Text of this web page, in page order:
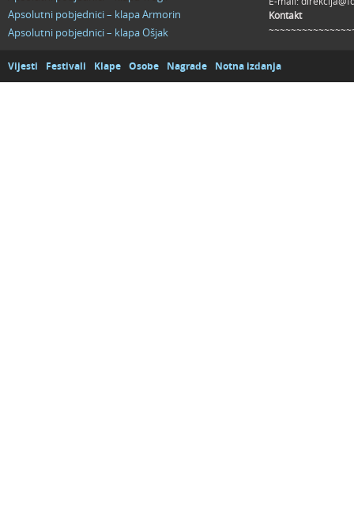
Apsolutni pobjednici – klapa Armorin
Apsolutni pobjednici – klapa Ošjak
Kontakt
Vijesti Festivali Klape Osobe Nagrade Notna izdanja